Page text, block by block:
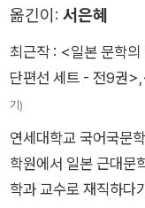
년 7월에 「이직의 마
의 작품으로는 『안녕,
죽은 여름』 등 다수가 있다. 홈페이지 https://
k
옮긴이: 서은혜
최근작 : <일본 문학
단편선 세트 - 전9권>
기)
연세대학교 국어국문
학원에서 일본 근대문
학과 교수로 재직하다